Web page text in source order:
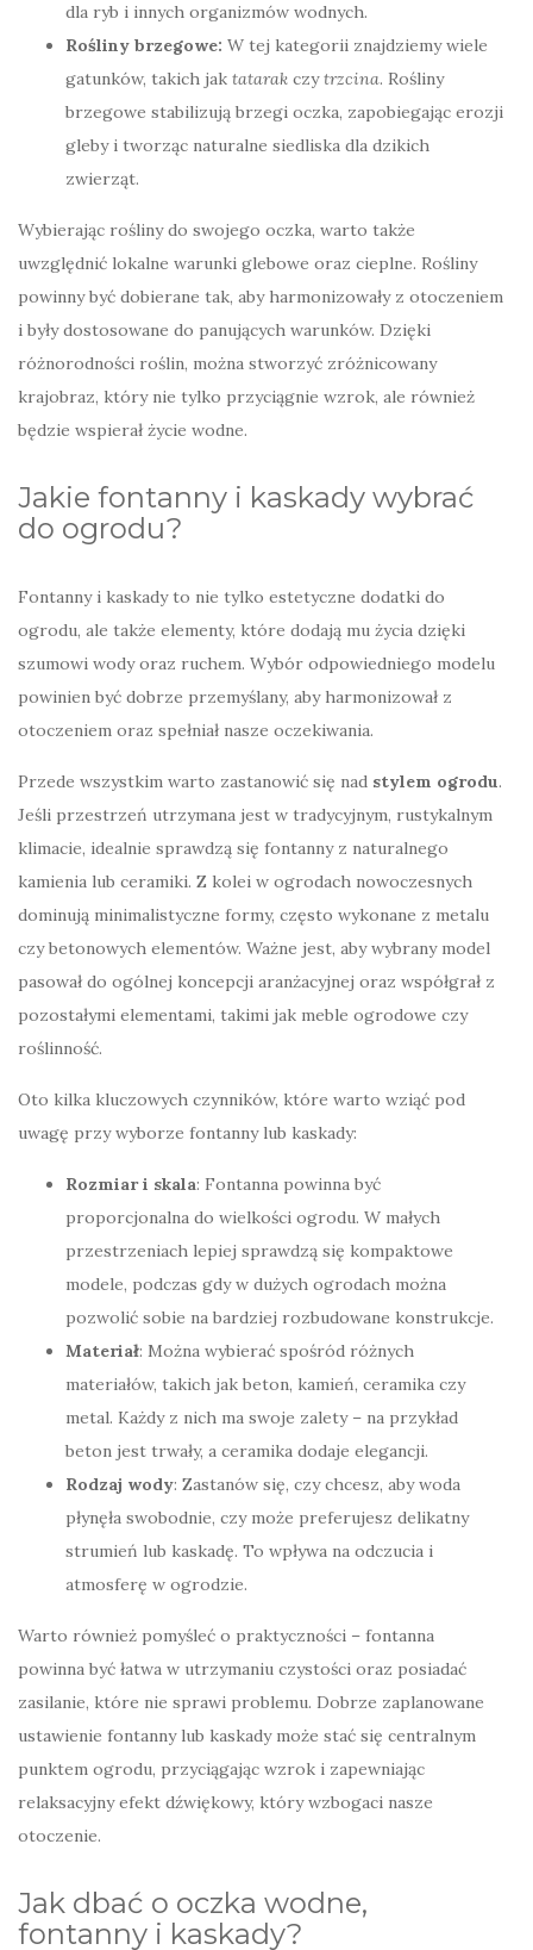
dla ryb i innych organizmów wodnych.
Rośliny brzegowe: W tej kategorii znajdziemy wiele
gatunków, takich jak tatarak czytrzcina. Rośliny
brzegowe stabilizują brzegi oczka, zapobiegając erozji
gleby i tworząc naturalne siedliska dla dzikich
zwierząt.
Wybierając rośliny do swojego oczka, warto także
uwzględnić lokalne warunki glebowe oraz cieplne. Rośliny
powinny być dobierane tak, aby harmonizowały z otoczeniem
i były dostosowane do panujących warunków. Dzięki
różnorodności roślin, można stworzyć zróżnicowany
krajobraz, który nie tylko przyciągnie wzrok, ale również
będzie wspierał życie wodne.
Jakie fontanny i kaskady wybrać
do ogrodu?
Fontanny i kaskady to nie tylko estetyczne dodatki do
ogrodu, ale także elementy, które dodają mu życia dzięki
szumowi wody oraz ruchem. Wybór odpowiedniego modelu
powinien być dobrze przemyślany, aby harmonizował z
otoczeniem oraz spełniał nasze oczekiwania.
Przede wszystkim warto zastanowić się nad stylem ogrodu.
Jeśli przestrzeń utrzymana jest w tradycyjnym, rustykalnym
klimacie, idealnie sprawdzą się fontanny z naturalnego
kamienia lub ceramiki. Z kolei w ogrodach nowoczesnych
dominują minimalistyczne formy, często wykonane z metalu
czy betonowych elementów. Ważne jest, aby wybrany model
pasował do ogólnej koncepcji aranżacyjnej oraz współgrał z
pozostałymi elementami, takimi jak meble ogrodowe czy
roślinność.
Oto kilka kluczowych czynników, które warto wziąć pod
uwagę przy wyborze fontanny lub kaskady:
Rozmiar i skala: Fontanna powinna być
proporcjonalna do wielkości ogrodu. W małych
przestrzeniach lepiej sprawdzą się kompaktowe
modele, podczas gdy w dużych ogrodach można
pozwolić sobie na bardziej rozbudowane konstrukcje.
Materiał: Można wybierać spośród różnych
materiałów, takich jak beton, kamień, ceramika czy
metal. Każdy z nich ma swoje zalety – na przykład
beton jest trwały, a ceramika dodaje elegancji.
Rodzaj wody: Zastanów się, czy chcesz, aby woda
płynęła swobodnie, czy może preferujesz delikatny
strumień lub kaskadę. To wpływa na odczucia i
atmosferę w ogrodzie.
Warto również pomyśleć o praktyczności – fontanna
powinna być łatwa w utrzymaniu czystości oraz posiadać
zasilanie, które nie sprawi problemu. Dobrze zaplanowane
ustawienie fontanny lub kaskady może stać się centralnym
punktem ogrodu, przyciągając wzrok i zapewniając
relaksacyjny efekt dźwiękowy, który wzbogaci nasze
otoczenie.
Jak dbać o oczka wodne,
fontanny i kaskady?